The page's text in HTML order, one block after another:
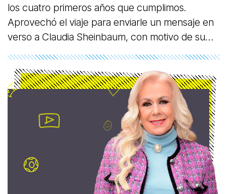
los cuatro primeros años que cumplimos.
Aprovechó el viaje para enviarle un mensaje en
verso a Claudia Sheinbaum, con motivo de su
asunción a la presidencia de México.